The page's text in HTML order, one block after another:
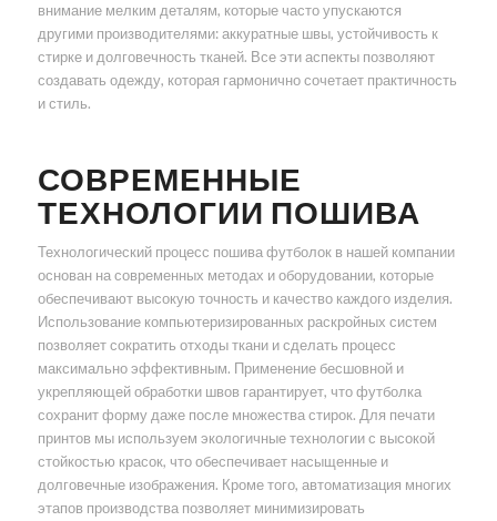
внимание мелким деталям, которые часто упускаются
другими производителями: аккуратные швы, устойчивость к
стирке и долговечность тканей. Все эти аспекты позволяют
создавать одежду, которая гармонично сочетает практичность
и стиль.
СОВРЕМЕННЫЕ
ТЕХНОЛОГИИ ПОШИВА
Технологический процесс пошива футболок в нашей компании
основан на современных методах и оборудовании, которые
обеспечивают высокую точность и качество каждого изделия.
Использование компьютеризированных раскройных систем
позволяет сократить отходы ткани и сделать процесс
максимально эффективным. Применение бесшовной и
укрепляющей обработки швов гарантирует, что футболка
сохранит форму даже после множества стирок. Для печати
принтов мы используем экологичные технологии с высокой
стойкостью красок, что обеспечивает насыщенные и
долговечные изображения. Кроме того, автоматизация многих
этапов производства позволяет минимизировать